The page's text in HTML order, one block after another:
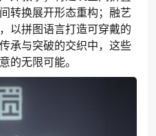
转换展开形态重构；融艺
以拼图语言打造可穿戴的
承与突破的交织中，这些
的无限可能。